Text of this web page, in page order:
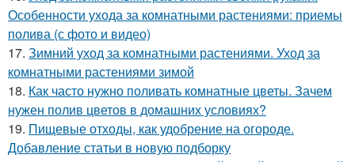
Особенности ухода за комнатными растениями: приемы
полива (с фото и видео)
17. Зимний уход за комнатными растениями. Уход за
комнатными растениями зимой
18. Как часто нужно поливать комнатные цветы. Зачем
нужен полив цветов в домашних условиях?
19. Пищевые отходы, как удобрение на огороде.
Добавление статьи в новую подборку